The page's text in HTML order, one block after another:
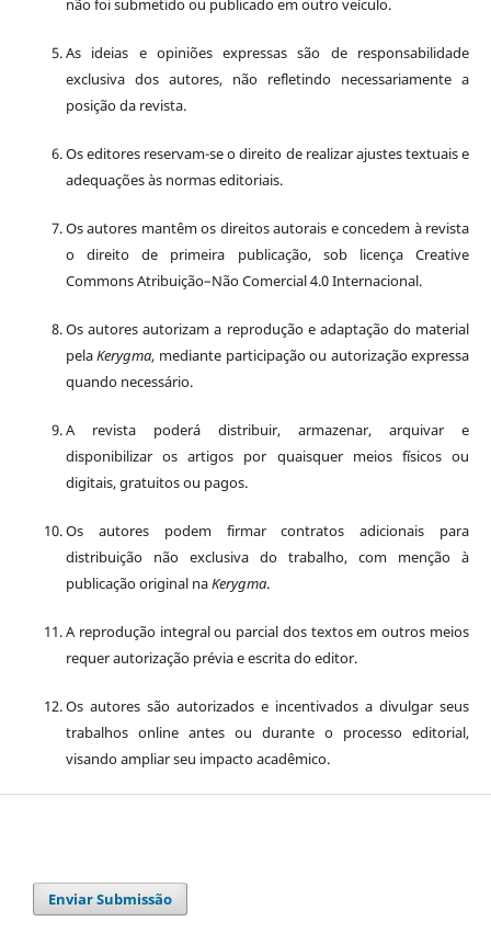
não foi submetido ou publicado em outro veículo.
As ideias e opiniões expressas são de responsabilidade
exclusiva dos autores, não refletindo necessariamente a
posição da revista.
Os editores reservam-se o direito de realizar ajustes textuais e
adequações às normas editoriais.
Os autores mantêm os direitos autorais e concedem à revista
o direito de primeira publicação, sob licença Creative
Commons Atribuição–Não Comercial 4.0 Internacional.
Os autores autorizam a reprodução e adaptação do material
pelaKerygma, mediante participação ou autorização expressa
quando necessário.
A revista poderá distribuir, armazenar, arquivar e
disponibilizar os artigos por quaisquer meios físicos ou
digitais, gratuitos ou pagos.
Os autores podem firmar contratos adicionais para
distribuição não exclusiva do trabalho, com menção à
publicação original naKerygma.
A reprodução integral ou parcial dos textos em outros meios
requer autorização prévia e escrita do editor.
Os autores são autorizados e incentivados a divulgar seus
trabalhos online antes ou durante o processo editorial,
visando ampliar seu impacto acadêmico.
Enviar Submissão